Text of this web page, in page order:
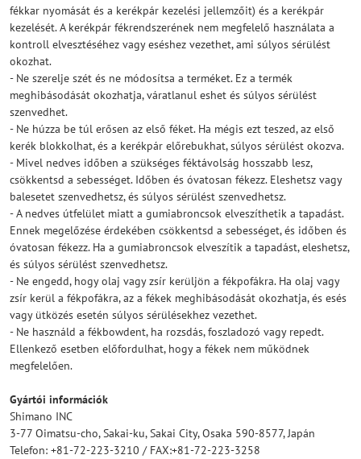
fékkar nyomását és a kerékpár kezelési jellemzőit) és a kerékpár
kezelését. A kerékpár fékrendszerének nem megfelelő használata a
kontroll elvesztéséhez vagy eséshez vezethet, ami súlyos sérülést
okozhat.
- Ne szerelje szét és ne módosítsa a terméket. Ez a termék
meghibásodását okozhatja, váratlanul eshet és súlyos sérülést
szenvedhet.
- Ne húzza be túl erősen az első féket. Ha mégis ezt teszed, az első
kerék blokkolhat, és a kerékpár előrebukhat, súlyos sérülést okozva.
- Mivel nedves időben a szükséges féktávolság hosszabb lesz,
csökkentsd a sebességet. Időben és óvatosan fékezz. Eleshetsz vagy
balesetet szenvedhetsz, és súlyos sérülést szenvedhetsz.
- A nedves útfelület miatt a gumiabroncsok elveszíthetik a tapadást.
Ennek megelőzése érdekében csökkentsd a sebességet, és időben és
óvatosan fékezz. Ha a gumiabroncsok elveszítik a tapadást, eleshetsz,
és súlyos sérülést szenvedhetsz.
- Ne engedd, hogy olaj vagy zsír kerüljön a fékpofákra. Ha olaj vagy
zsír kerül a fékpofákra, az a fékek meghibásodását okozhatja, és esés
vagy ütközés esetén súlyos sérülésekhez vezethet.
- Ne használd a fékbowdent, ha rozsdás, foszladozó vagy repedt.
Ellenkező esetben előfordulhat, hogy a fékek nem működnek
megfelelően.
Gyártói információk
Shimano INC
3-77 Oimatsu-cho, Sakai-ku, Sakai City, Osaka 590-8577, Japán
Telefon: +81-72-223-3210 / FAX:+81-72-223-3258